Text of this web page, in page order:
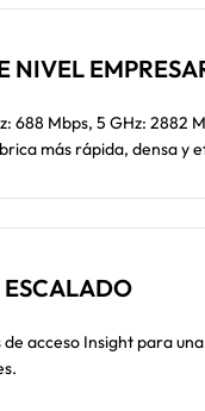
NIVEL
688 Mbps, 5 GHz: 2882
más rápida, densa y
ESCALADO
de acceso Insight para